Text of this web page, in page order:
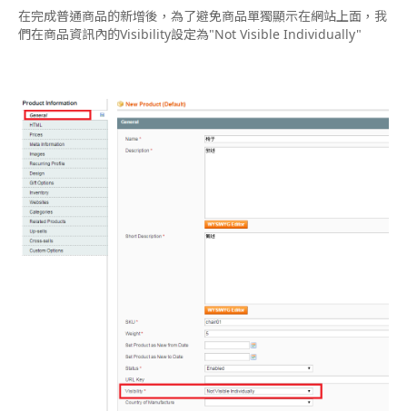
在完成普通商品的新增後，為了避免商品單獨顯示在網站上面，我
們在商品資訊內的Visibility設定為"Not Visible Individually"